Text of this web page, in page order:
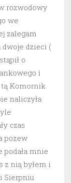
rozwodowy
we
zalegam
dwoje dzieci (
o
i
Komornik
naliczyła
czas
pozew
podała mnie
z nią byłem i
Sierpniu